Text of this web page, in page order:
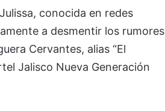
conocida en redes
a desmentir los rumores
Cervantes, alias “El
Jalisco Nueva Generación